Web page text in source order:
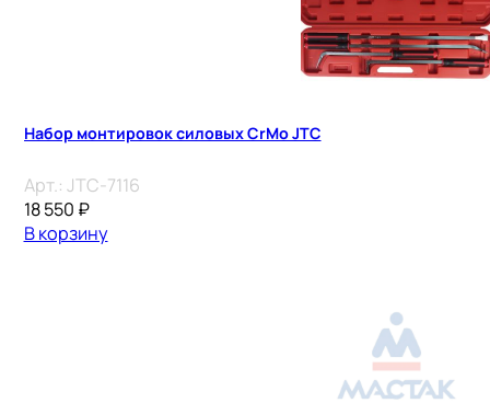
Набор монтировок силовых CrMo JTC
Арт.: JTC-7116
18 550 ₽
В корзину